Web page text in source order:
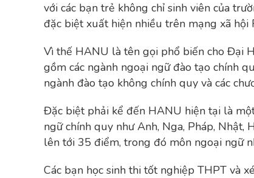
với các bạn trẻ không chỉ sinh viên của
đặc biệt xuất hiện nhiều trên mạng xã hội
Vì thế HANU là tên gọi phổ biến cho Đại
gồm các ngành ngoại ngữ đào tạo chính
ngành đào tạo không chính quy và các
Đặc biệt phải kể đến HANU hiện tại là
ngữ chính quy như Anh, Nga, Pháp,
lên tới 35 điểm, trong đó môn ngoại ngữ
Các bạn học sinh thi tốt nghiệp THPT và